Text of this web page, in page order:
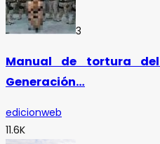
3
Manual de tortura
Generación…
edicionweb
11.6K